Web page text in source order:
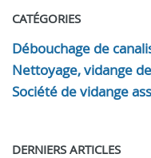
CATÉGORIES
Débouchage de
Nettoyage, vidange
Société de vidange
DERNIERS ARTICLES